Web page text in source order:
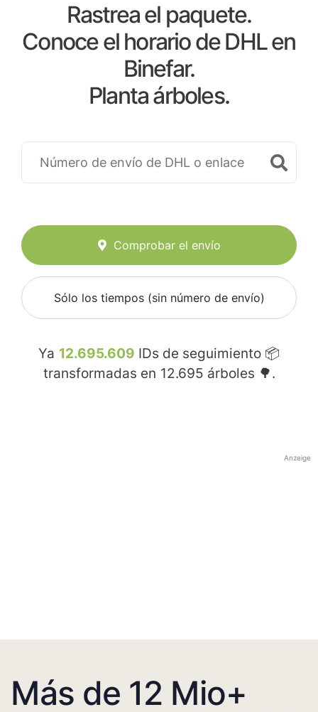
Rastrea el paquete.
Conoce el horario de DHL en
Binefar.
Planta árboles.
Comprobar el envío
Sólo los tiempos (sin número de envío)
Ya 12.695.609 IDs de seguimiento 📦
transformadas en 12.695 árboles 🌳.
Anzeige
Más de 12 Mio+